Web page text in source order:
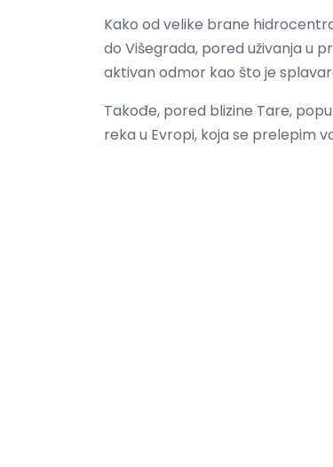
Kako od velike brane
do Višegrada, pored uživanja u
aktivan odmor kao što je
Takođe, pored blizine Tare,
reka u Evropi, koja se prelepim